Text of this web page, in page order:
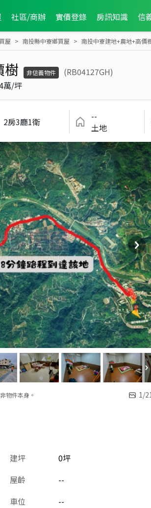
社區/商辦 實價登錄 房訊知識 信
屋 南投縣中寮鄉買屋 南投中寮建地+農地+高價
樹 非信義物件
(RB04127GH)
萬/坪
2房3廳1衛
--
土地
物件本身。 1/
建坪 0坪
屋齡 --
車位 --